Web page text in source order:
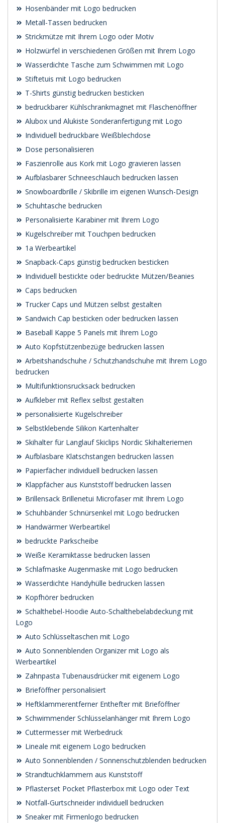
Hosenbänder mit Logo bedrucken
Metall-Tassen bedrucken
Strickmütze mit Ihrem Logo oder Motiv
Holzwürfel in verschiedenen Größen mit Ihrem Logo
Wasserdichte Tasche zum Schwimmen mit Logo
Stiftetuis mit Logo bedrucken
T-Shirts günstig bedrucken besticken
bedruckbarer Kühlschrankmagnet mit Flaschenöffner
Alubox und Alukiste Sonderanfertigung mit Logo
Individuell bedruckbare Weißblechdose
Dose personalisieren
Faszienrolle aus Kork mit Logo gravieren lassen
Aufblasbarer Schneeschlauch bedrucken lassen
Snowboardbrille / Skibrille im eigenen Wunsch-Design
Schuhtasche bedrucken
Personalisierte Karabiner mit Ihrem Logo
Kugelschreiber mit Touchpen bedrucken
1a Werbeartikel
Snapback-Caps günstig bedrucken besticken
Individuell bestickte oder bedruckte Mützen/Beanies
Caps bedrucken
Trucker Caps und Mützen selbst gestalten
Sandwich Cap besticken oder bedrucken lassen
Baseball Kappe 5 Panels mit Ihrem Logo
Auto Kopfstützenbezüge bedrucken lassen
Arbeitshandschuhe / Schutzhandschuhe mit Ihrem Logo
bedrucken
Multifunktionsrucksack bedrucken
Aufkleber mit Reflex selbst gestalten
personalisierte Kugelschreiber
Selbstklebende Silikon Kartenhalter
Skihalter für Langlauf Skiclips Nordic Skihalteriemen
Aufblasbare Klatschstangen bedrucken lassen
Papierfächer individuell bedrucken lassen
Klappfächer aus Kunststoff bedrucken lassen
Brillensack Brillenetui Microfaser mit Ihrem Logo
Schuhbänder Schnürsenkel mit Logo bedrucken
Handwärmer Werbeartikel
bedruckte Parkscheibe
Weiße Keramiktasse bedrucken lassen
Schlafmaske Augenmaske mit Logo bedrucken
Wasserdichte Handyhülle bedrucken lassen
Kopfhörer bedrucken
Schalthebel-Hoodie Auto-Schalthebelabdeckung mit
Logo
Auto Schlüsseltaschen mit Logo
Auto Sonnenblenden Organizer mit Logo als
Werbeartikel
Zahnpasta Tubenausdrücker mit eigenem Logo
Brieföffner personalisiert
Heftklammerentferner Enthefter mit Brieföffner
Schwimmender Schlüsselanhänger mit Ihrem Logo
Cuttermesser mit Werbedruck
Lineale mit eigenem Logo bedrucken
Auto Sonnenblenden / Sonnenschutzblenden bedrucken
Strandtuchklammern aus Kunststoff
Pflasterset Pocket Pflasterbox mit Logo oder Text
Notfall‑Gurtschneider individuell bedrucken
Sneaker mit Firmenlogo bedrucken